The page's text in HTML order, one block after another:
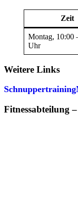
Zeit
Montag, 10:00
Uhr
Weitere Links
Schnuppertraining
Fitnessabteilung